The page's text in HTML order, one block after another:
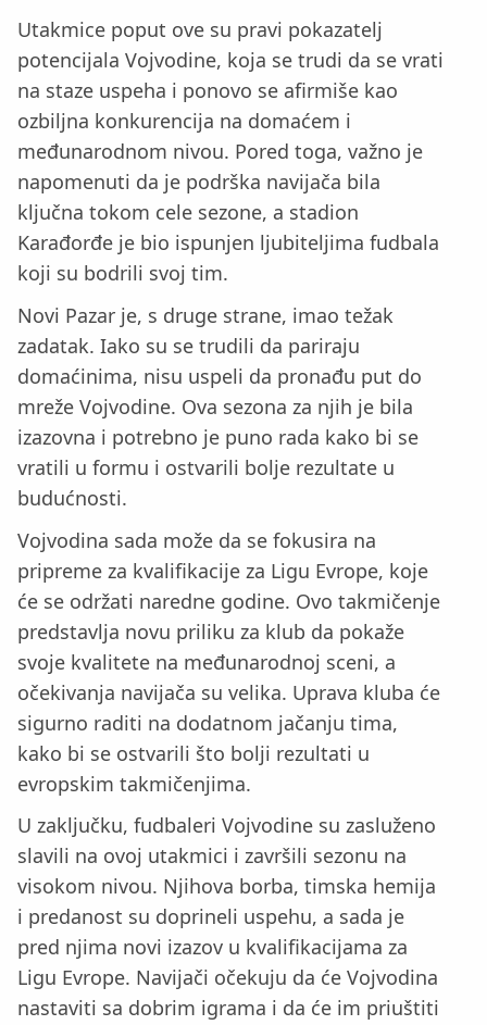
Utakmice poput ove su pravi pokazatelj
potencijala Vojvodine, koja se trudi da se vrati
na staze uspeha i ponovo se afirmiše kao
ozbiljna konkurencija na domaćem i
međunarodnom nivou. Pored toga, važno je
napomenuti da je podrška navijača bila
ključna tokom cele sezone, a stadion
Karađorđe je bio ispunjen ljubiteljima fudbala
koji su bodrili svoj tim.
Novi Pazar je, s druge strane, imao težak
zadatak. Iako su se trudili da pariraju
domaćinima, nisu uspeli da pronađu put do
mreže Vojvodine. Ova sezona za njih je bila
izazovna i potrebno je puno rada kako bi se
vratili u formu i ostvarili bolje rezultate u
budućnosti.
Vojvodina sada može da se fokusira na
pripreme za kvalifikacije za Ligu Evrope, koje
će se održati naredne godine. Ovo takmičenje
predstavlja novu priliku za klub da pokaže
svoje kvalitete na međunarodnoj sceni, a
očekivanja navijača su velika. Uprava kluba će
sigurno raditi na dodatnom jačanju tima,
kako bi se ostvarili što bolji rezultati u
evropskim takmičenjima.
U zaključku, fudbaleri Vojvodine su zasluženo
slavili na ovoj utakmici i završili sezonu na
visokom nivou. Njihova borba, timska hemija
i predanost su doprineli uspehu, a sada je
pred njima novi izazov u kvalifikacijama za
Ligu Evrope. Navijači očekuju da će Vojvodina
nastaviti sa dobrim igrama i da će im priuštiti